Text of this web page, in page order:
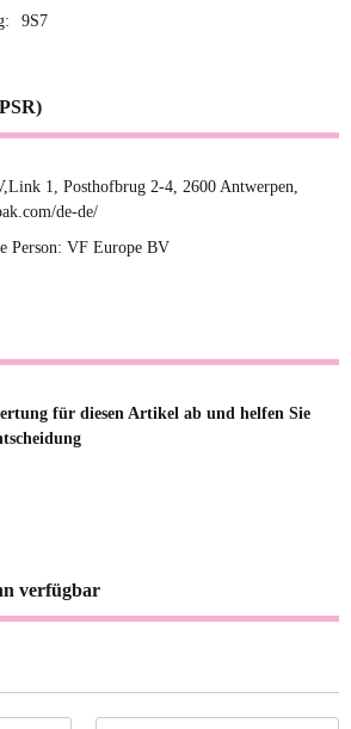
9S7
1, Posthofbrug 2-4, 2600 Antwerpen,
de-de/
Person: VF Europe BV
für diesen Artikel ab und helfen Sie
verfügbar